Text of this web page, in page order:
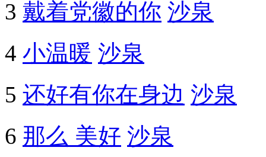
3 戴着党徽的你 沙泉
4 小温暖 沙泉
5 还好有你在身边 沙泉
6 那么 美好 沙泉